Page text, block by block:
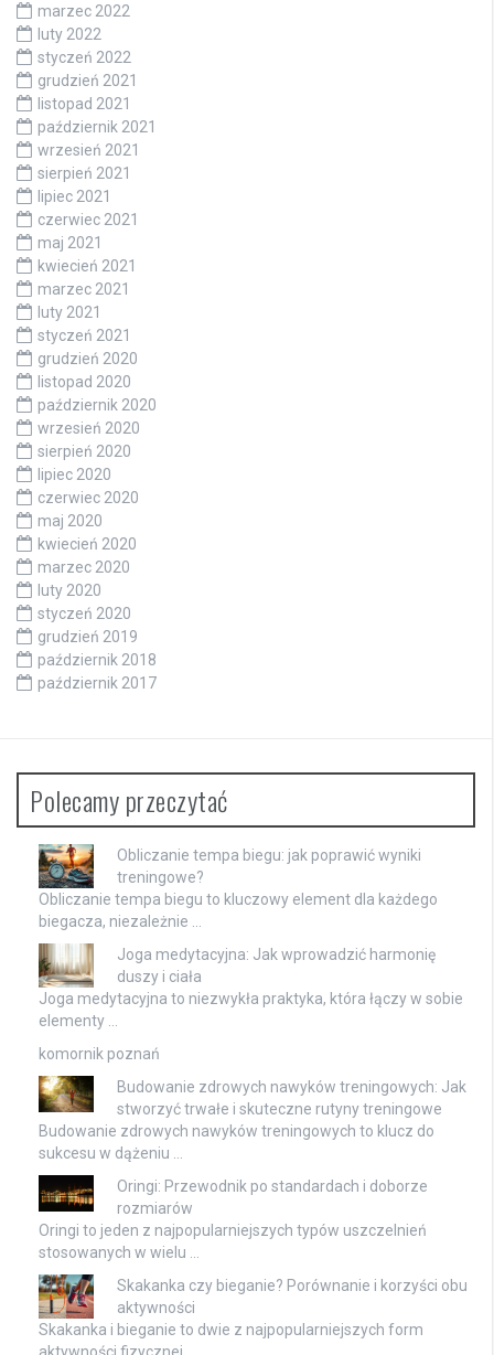
marzec 2022
luty 2022
styczeń 2022
grudzień 2021
listopad 2021
październik 2021
wrzesień 2021
sierpień 2021
lipiec 2021
czerwiec 2021
maj 2021
kwiecień 2021
marzec 2021
luty 2021
styczeń 2021
grudzień 2020
listopad 2020
październik 2020
wrzesień 2020
sierpień 2020
lipiec 2020
czerwiec 2020
maj 2020
kwiecień 2020
marzec 2020
luty 2020
styczeń 2020
grudzień 2019
październik 2018
październik 2017
Polecamy przeczytać
Obliczanie tempa biegu: jak poprawić wyniki
treningowe?
Obliczanie tempa biegu to kluczowy element dla każdego
biegacza, niezależnie …
Joga medytacyjna: Jak wprowadzić harmonię
duszy i ciała
Joga medytacyjna to niezwykła praktyka, która łączy w sobie
elementy …
komornik poznań
Budowanie zdrowych nawyków treningowych: Jak
stworzyć trwałe i skuteczne rutyny treningowe
Budowanie zdrowych nawyków treningowych to klucz do
sukcesu w dążeniu …
Oringi: Przewodnik po standardach i doborze
rozmiarów
Oringi to jeden z najpopularniejszych typów uszczelnień
stosowanych w wielu …
Skakanka czy bieganie? Porównanie i korzyści obu
aktywności
Skakanka i bieganie to dwie z najpopularniejszych form
aktywności fizycznej, …